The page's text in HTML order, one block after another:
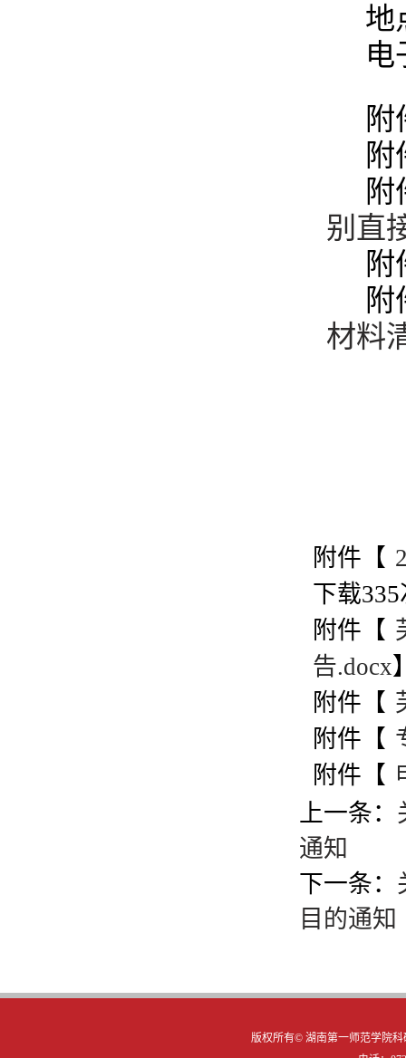
地
电
别直
材料
附件【
下载335
附件【
告.docx
附件【
附件【
附件【
上一条：
通知
下一条：
目的通知
版权所有© 湖南第一师范学院